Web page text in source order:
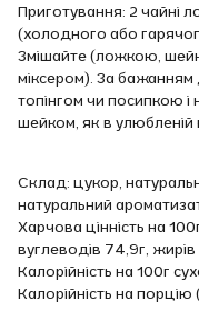
Приготування: 2 чайні
(холодного або
Змішайте (ложкою,
міксером). За
топінгом чи посипкою
шейком, як в улюбленій
Склад: цукор,
натуральний
Харчова цінність на
вуглеводів 74,9г, жирів
Калорійність на 100г
Калорійність на